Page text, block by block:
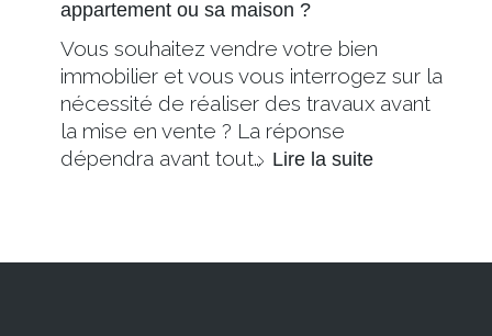
appartement ou sa maison ?
Vous souhaitez vendre votre bien
immobilier et vous vous interrogez sur la
nécessité de réaliser des travaux avant
la mise en vente ? La réponse
dépendra avant tout… Lire la suite